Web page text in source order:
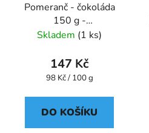
Pomeranč - čokoláda
150 g -
káva,aromatizovaná,mletá
Skladem (1 ks)
147 Kč
Měrná
98 Kč / 100 g
DO KOŠÍKU